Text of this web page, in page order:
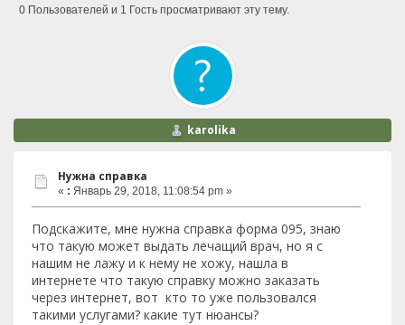
0 Пользователей и 1 Гость просматривают эту тему.
karolika
Нужна справка
« : Январь 29, 2018, 11:08:54 pm »
Подскажите, мне нужна справка форма 095, знаю
что такую может выдать лечащий врач, но я с
нашим не лажу и к нему не хожу, нашла в
интернете что такую справку можно заказать
через интернет, вот кто то уже пользовался
такими услугами? какие тут нюансы?